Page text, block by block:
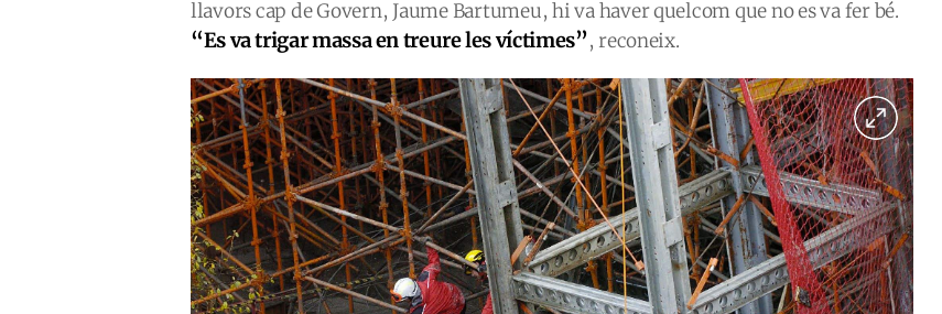
llavors cap de Govern, Jaume Bartumeu, hi va haver quelcom que no es va fer bé.
“Es va trigar massa en treure les víctimes”, reconeix.